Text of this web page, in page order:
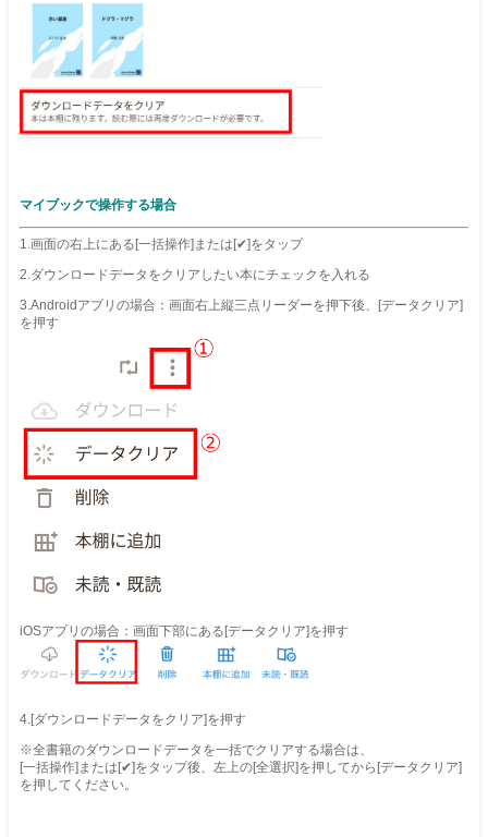
マイブックで操作する場合
1.画面の右上にある[一括操作]または[✔]をタップ
2.ダウンロードデータをクリアしたい本にチェックを入れる
3.Androidアプリの場合：画面右上縦三点リーダーを押下後、[データクリア]
を押す
iOSアプリの場合：画面下部にある[データクリア]を押す
4.[ダウンロードデータをクリア]を押す
※全書籍のダウンロードデータを一括でクリアする場合は、
[一括操作]または[✔]をタップ後、左上の[全選択]を押してから[データクリア]
を押してください。